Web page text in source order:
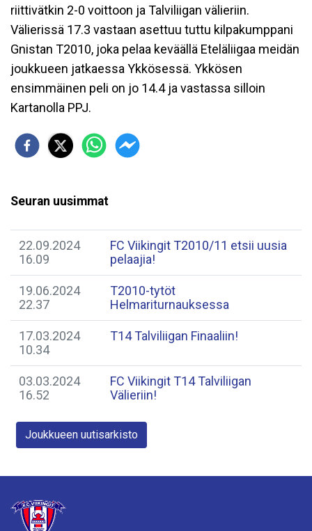
riittivätkin 2-0 voittoon ja Talviliigan välieriin.
Välierissä 17.3 vastaan asettuu tuttu kilpakumppani
Gnistan T2010, joka pelaa keväällä Eteläliigaa meidän
joukkueen jatkaessa Ykkösessä. Ykkösen
ensimmäinen peli on jo 14.4 ja vastassa silloin
Kartanolla PPJ.
Seuran uusimmat
22.09.2024
16.09
FC Viikingit T2010/11 etsii uusia
pelaajia!
19.06.2024
22.37
T2010-tytöt
Helmariturnauksessa
17.03.2024
10.34
T14 Talviliigan Finaaliin!
03.03.2024
16.52
FC Viikingit T14 Talviliigan
Välieriin!
Joukkueen uutisarkisto